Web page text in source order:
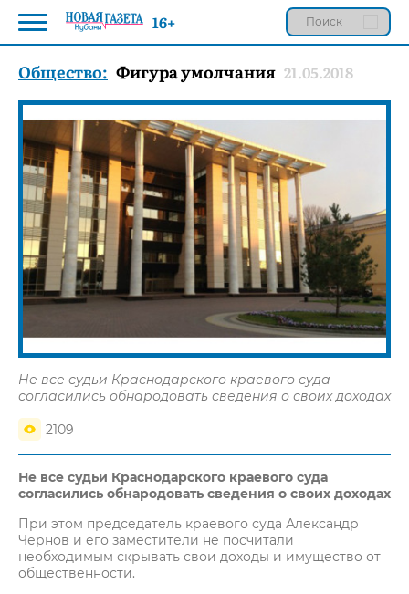
Общество: Фигура умолчания 21.05.2018
Не все судьи Краснодарского краевого суда
согласились обнародовать сведения о своих доходах
2109
Не все судьи Краснодарского краевого суда
согласились обнародовать сведения о своих доходах
При этом председатель краевого суда Александр
Чернов и его заместители не посчитали
необходимым скрывать свои доходы и имущество от
общественности.
16+